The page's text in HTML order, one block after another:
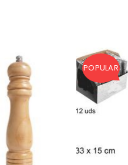
POPULAR